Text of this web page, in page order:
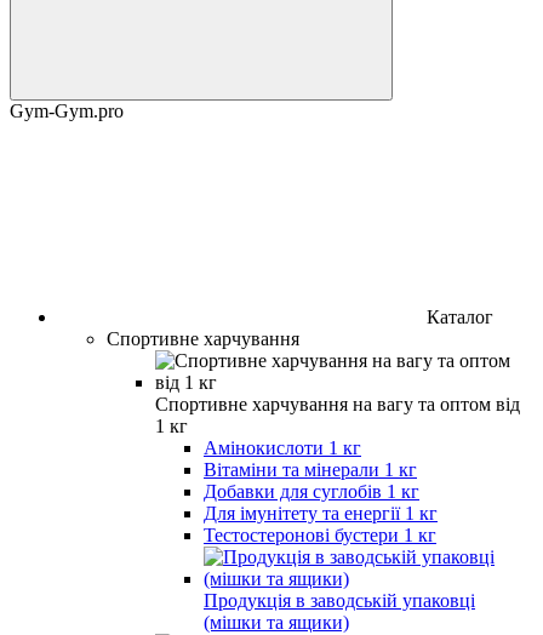
Gym-Gym.pro
Каталог
Спортивне харчування
Спортивне харчування на вагу та оптом від
1 кг
Амінокислоти 1 кг
Вітаміни та мінерали 1 кг
Добавки для суглобів 1 кг
Для імунітету та енергії 1 кг
Тестостеронові бустери 1 кг
Продукція в заводській упаковці
(мішки та ящики)